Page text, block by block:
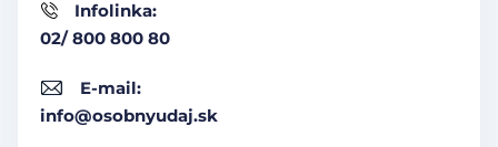
Infolinka:
02/ 800 800 80
E-mail:
info@osobnyudaj.sk